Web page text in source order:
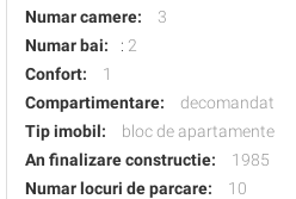
Numar camere:
3
Numar bai:
: 2
Confort:
1
Compartimentare:
decomandat
Tip imobil:
bloc de apartamente
An finalizare constructie:
1985
Numar locuri de parcare:
10